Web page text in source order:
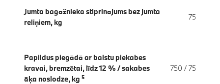
Jumta bagāžnieka stiprinājums bez jumta
reliņiem, kg
75
Papildus piegādā ar balstu piekabes
kravai, bremzētai, līdz 12 % / sakabes
āķa noslodze, kg 5
750 / 75